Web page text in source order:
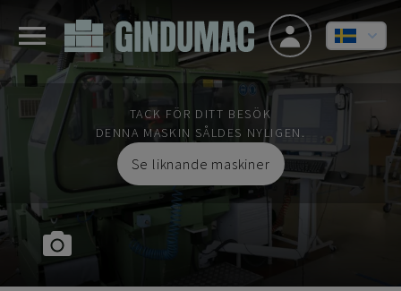
TACK FÖR DITT BESÖK
DENNA MASKIN SÅLDES NYLIGEN.
Se liknande maskiner